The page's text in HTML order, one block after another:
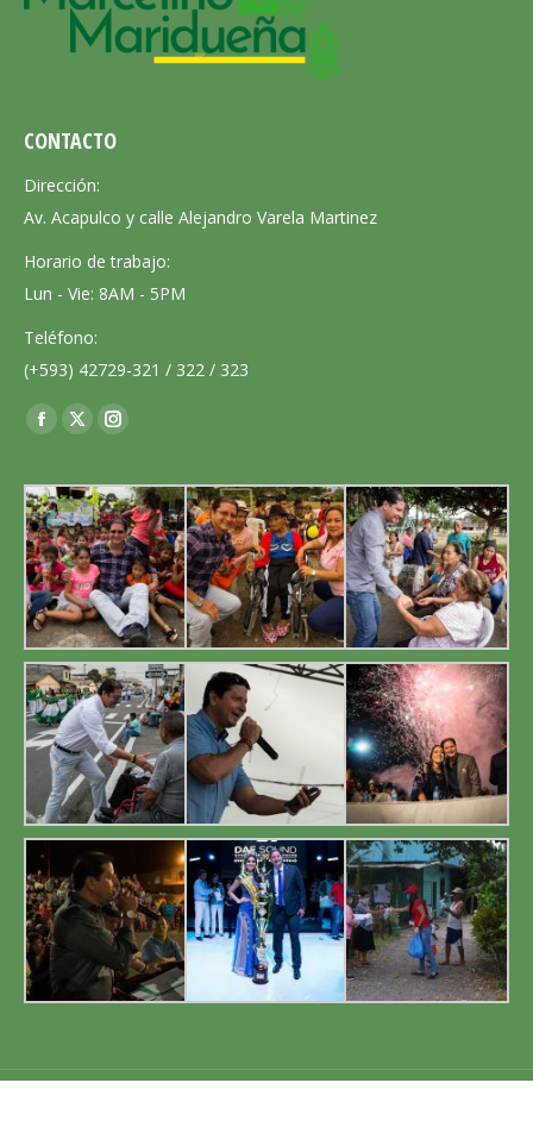
CONTACTO
Dirección:
Av. Acapulco y calle Alejandro Varela Martinez
Horario de trabajo:
Lun - Vie: 8AM - 5PM
Teléfono:
(+593) 42729-321 / 322 / 323
Encuéntranos en:
Facebook
opens
in
new
window
X
opens
in
new
window
Instagram
opens
in
new
window